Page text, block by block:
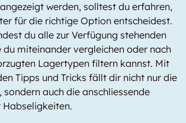
werden, solltest du erfahren,
für die richtige Option entscheidest.
du alle zur Verfügung stehenden
du miteinander vergleichen oder nach
Lagertypen filtern kannst. Mit
Tipps und Tricks fällt dir nicht nur die
sondern auch die anschliessende
Habseligkeiten.